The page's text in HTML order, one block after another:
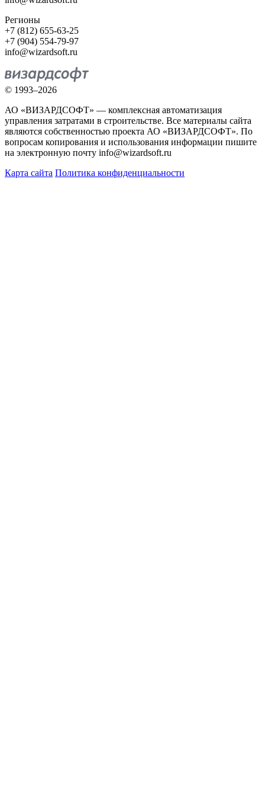
Регионы
+7 (812) 655-63-25
+7 (904) 554-79-97
info@wizardsoft.ru
© 1993–2026
АО «ВИЗАРДСОФТ» — комплексная автоматизация
управления затратами в строительстве. Все материалы сайта
являются собственностью проекта АО «ВИЗАРДСОФТ». По
вопросам копирования и использования информации пишите
на электронную почту info@wizardsoft.ru
Карта сайта Политика конфиденциальности